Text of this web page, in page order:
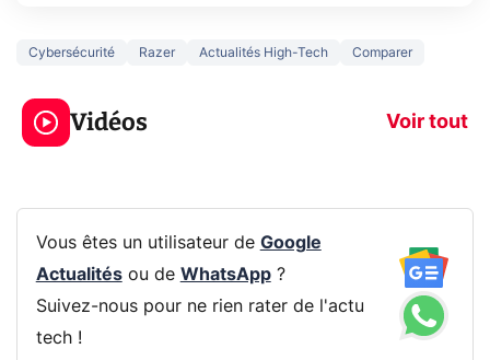
Cybersécurité Razer Actualités High-Tech Comparer
Vidéos Voir tout
jeux dans la
prochaine Xbox !
Ce que vous
navigation
Vous êtes un utilisateur de Google
Actualitésou de WhatsApp?
Suivez-nous pour ne rien rater de l'actu
tech !